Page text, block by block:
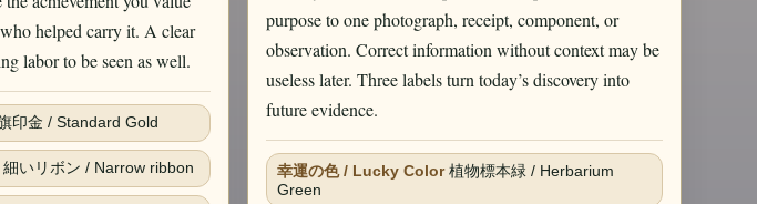
helped carry it. A clear
labor to be seen as well.
印金 / Standard Gold
いリボン / Narrow ribbon
purpose to one photograph, receipt, component, or
observation. Correct information without context may be
useless later. Three labels turn today’s discovery into
future evidence.
幸運の色 / Lucky Color植物標本緑 / Herbarium
Green